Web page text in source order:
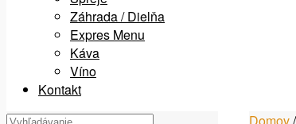
Záhrada / Dielňa
Expres Menu
Káva
Víno
Kontakt